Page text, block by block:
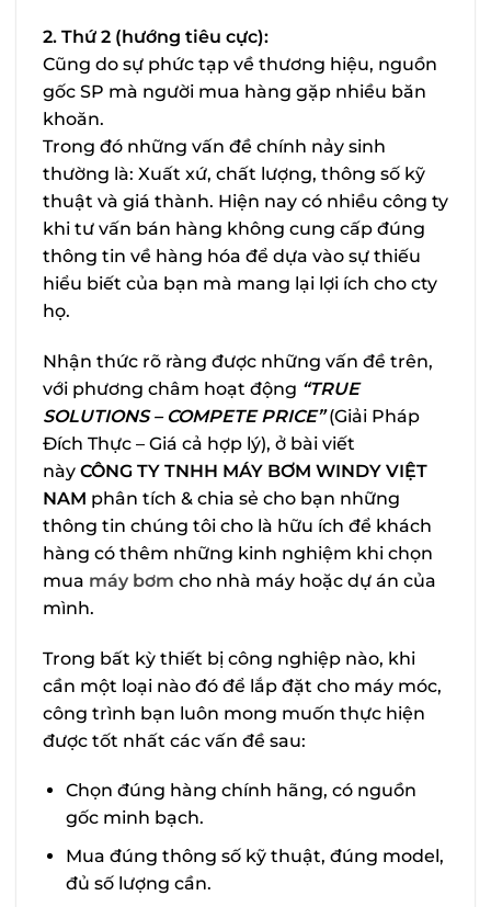
2. Thứ 2 (hướng tiêu cực):
Cũng do sự phức tạp về thương hiệu, nguồn
gốc SP mà người mua hàng gặp nhiều băn
khoăn.
Trong đó những vấn đề chính nảy sinh
thường là: Xuất xứ, chất lượng, thông số kỹ
thuật và giá thành. Hiện nay có nhiều công ty
khi tư vấn bán hàng không cung cấp đúng
thông tin về hàng hóa để dựa vào sự thiếu
hiểu biết của bạn mà mang lại lợi ích cho cty
họ.
Nhận thức rõ ràng được những vấn đề trên,
với phương châm hoạt động “TRUE
SOLUTIONS – COMPETE PRICE”(Giải Pháp
Đích Thực – Giá cả hợp lý), ở bài viết
này CÔNG TY TNHH MÁY BƠM WINDY VIỆT
NAM phân tích & chia sẻ cho bạn những
thông tin chúng tôi cho là hữu ích để khách
hàng có thêm những kinh nghiệm khi chọn
mua máy bơm cho nhà máy hoặc dự án của
mình.
Trong bất kỳ thiết bị công nghiệp nào, khi
cần một loại nào đó để lắp đặt cho máy móc,
công trình bạn luôn mong muốn thực hiện
được tốt nhất các vấn đề sau:
Chọn đúng hàng chính hãng, có nguồn
gốc minh bạch.
Mua đúng thông số kỹ thuật, đúng model,
đủ số lượng cần.